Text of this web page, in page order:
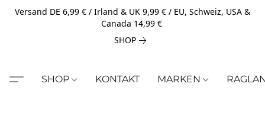
Versand DE 6,99 € / Irland & UK 9,99 € / EU, Schweiz, USA &
Canada 14,99 €
SHOP
SHOP KONTAKT MARKEN